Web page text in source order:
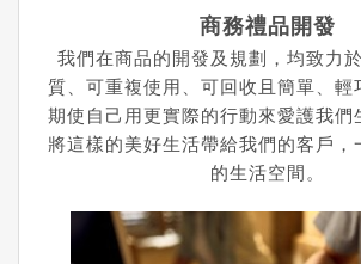
商務禮品開發
我們在商品的開發及規劃，均致力
質、可重複使用、可回收且簡單、輕
期使自己用更實際的行動來愛護我們
將這樣的美好生活帶給我們的客戶，
的生活空間。